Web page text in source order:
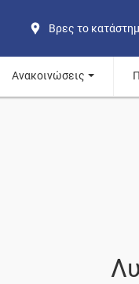
Βρες το
Ανακοινώσεις